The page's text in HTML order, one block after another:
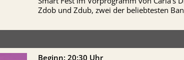
Zdob und Zdub, zwei der beliebtesten
Beginn: 20:30 Uhr